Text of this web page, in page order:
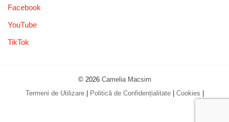
Facebook
YouTube
TikTok
© 2026 Camelia Macsim
Termeni de Utilizare| Politică de Confidențialitate| Cookies